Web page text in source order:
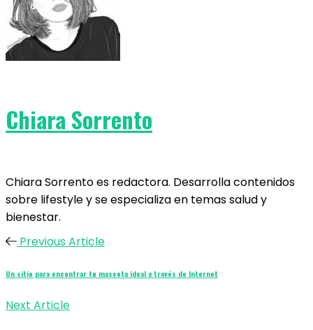
Chiara Sorrento
Chiara Sorrento es redactora. Desarrolla contenidos
sobre lifestyle y se especializa en temas salud y
bienestar.
Previous Article
Un sitio para encontrar tu mascota ideal a través de Internet
Next Article